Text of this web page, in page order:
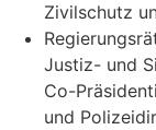
Zivilschutz
Justiz- und
Co-
und